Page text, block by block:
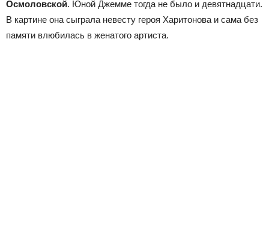
Осмоловской. Юной Джемме тогда не было и девятнадцати.
В картине она сыграла невесту героя Харитонова и сама без
памяти влюбилась в женатого артиста.